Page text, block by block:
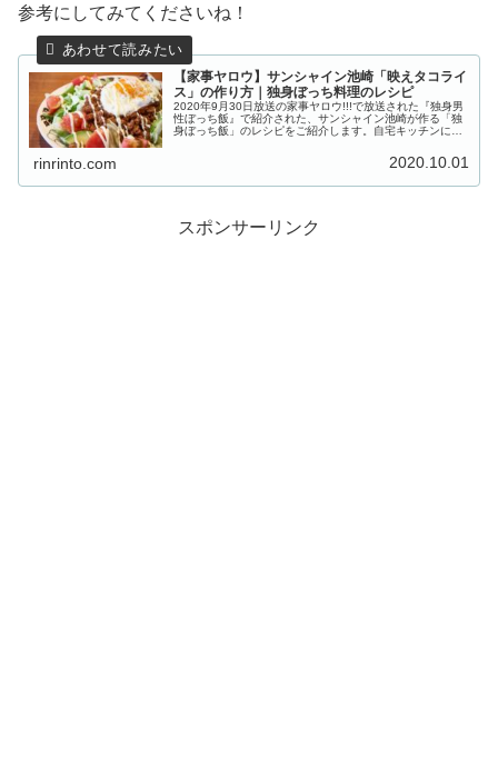
参考にしてみてくださいね！
【家事ヤロウ】サンシャイン池崎「映えタコライ
ス」の作り方｜独身ぼっち料理のレシピ
2020年9月30日放送の家事ヤロウ!!!で放送された『独身男
性ぼっち飯』で紹介された、サンシャイン池崎が作る「独
身ぼっち飯」のレシピをご紹介します。自宅キッチンにカ
rinrinto.com 2020.10.01
スポンサーリンク